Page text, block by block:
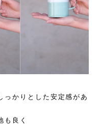
っかりとした安定感があ
も良く